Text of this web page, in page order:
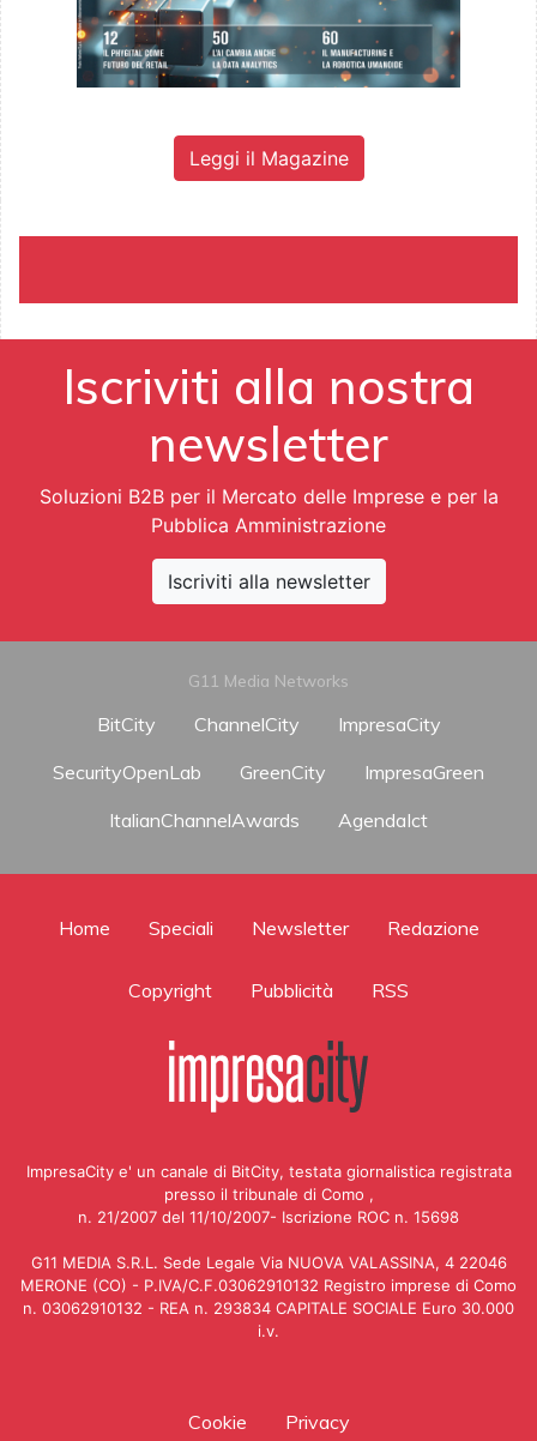
Leggi il Magazine
Iscriviti alla nostra
newsletter
Soluzioni B2B per il Mercato delle Imprese e per la
Pubblica Amministrazione
Iscriviti alla newsletter
G11 Media Networks
BitCity ChannelCity
ImpresaCity
SecurityOpenLab
GreenCity
ImpresaGreen
ItalianChannelAwards
AgendaIct
Home Speciali Newsletter Redazione
Copyright Pubblicità RSS
ImpresaCity e' un canale di BitCity, testata giornalistica registrata
presso il tribunale di Como ,
n. 21/2007 del 11/10/2007- Iscrizione ROC n. 15698
G11 MEDIA S.R.L. Sede Legale Via NUOVA VALASSINA, 4 22046
MERONE (CO) - P.IVA/C.F.03062910132 Registro imprese di Como
n. 03062910132 - REA n. 293834 CAPITALE SOCIALE Euro 30.000
i.v.
Cookie Privacy